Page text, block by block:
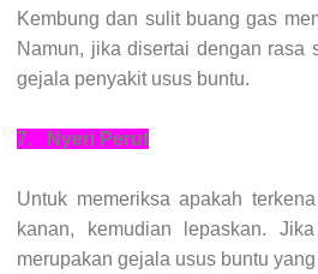
Kembung dan sulit buang gas
Namun, jika disertai dengan rasa
gejala penyakit usus buntu.
7. Nyeri Perut
Untuk memeriksa apakah
kanan, kemudian lepaskan.
merupakan gejala usus buntu